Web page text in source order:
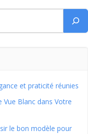
et praticité réunies
Vue Blanc dans Votre
le bon modèle pour